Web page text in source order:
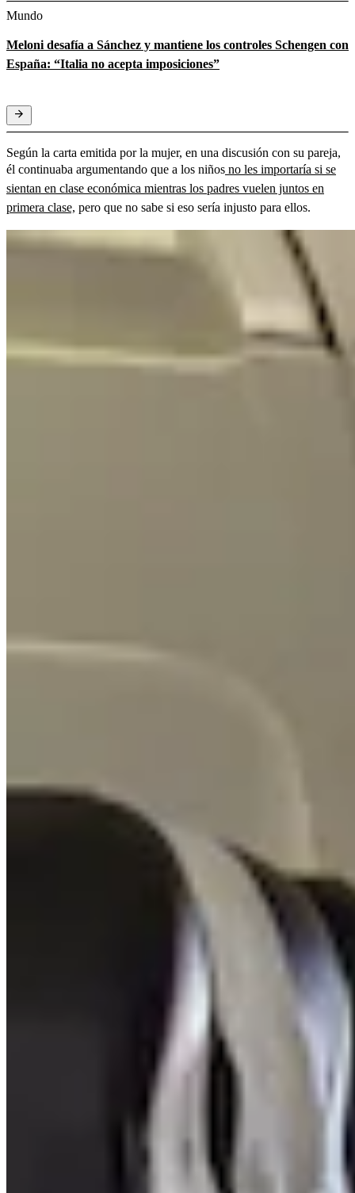
Mundo
Meloni desafía a Sánchez y mantiene los controles Schengen con
España: “Italia no acepta imposiciones”
Según la carta emitida por la mujer, en una discusión con su pareja,
él continuaba argumentando que a los niños no les importaría si se
sientan en clase económica mientras los padres vuelen juntos en
primera clase, pero que no sabe si eso sería injusto para ellos.